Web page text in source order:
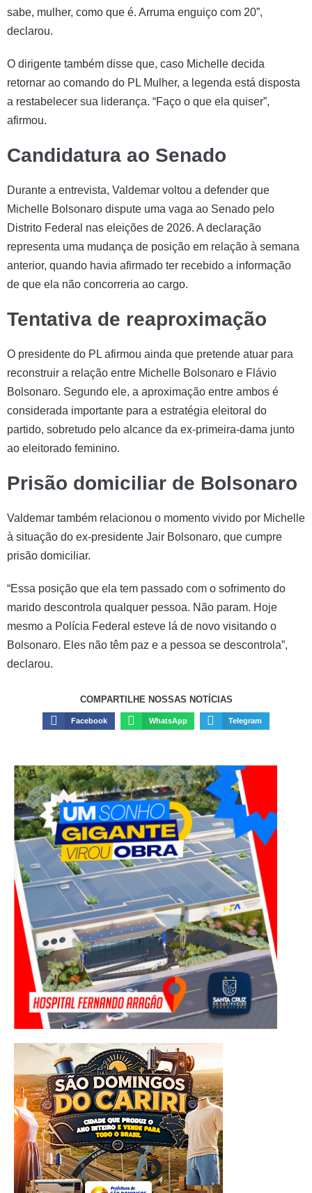
sabe, mulher, como que é. Arruma enguiço com 20”,
declarou.
O dirigente também disse que, caso Michelle decida
retornar ao comando do PL Mulher, a legenda está disposta
a restabelecer sua liderança. “Faço o que ela quiser”,
afirmou.
Candidatura ao Senado
Durante a entrevista, Valdemar voltou a defender que
Michelle Bolsonaro dispute uma vaga ao Senado pelo
Distrito Federal nas eleições de 2026. A declaração
representa uma mudança de posição em relação à semana
anterior, quando havia afirmado ter recebido a informação
de que ela não concorreria ao cargo.
Tentativa de reaproximação
O presidente do PL afirmou ainda que pretende atuar para
reconstruir a relação entre Michelle Bolsonaro e Flávio
Bolsonaro. Segundo ele, a aproximação entre ambos é
considerada importante para a estratégia eleitoral do
partido, sobretudo pelo alcance da ex-primeira-dama junto
ao eleitorado feminino.
Prisão domiciliar de Bolsonaro
Valdemar também relacionou o momento vivido por Michelle
à situação do ex-presidente Jair Bolsonaro, que cumpre
prisão domiciliar.
“Essa posição que ela tem passado com o sofrimento do
marido descontrola qualquer pessoa. Não param. Hoje
mesmo a Polícia Federal esteve lá de novo visitando o
Bolsonaro. Eles não têm paz e a pessoa se descontrola”,
declarou.
COMPARTILHE NOSSAS NOTÍCIAS
Facebook WhatsApp Telegram